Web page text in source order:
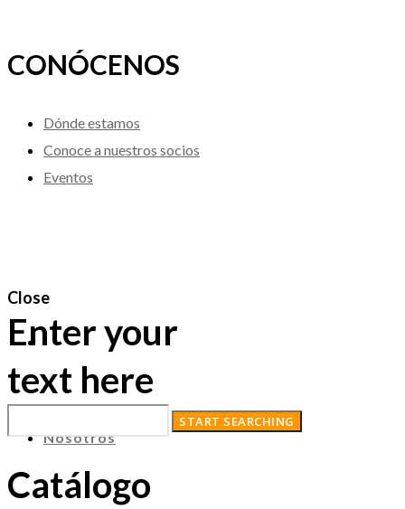
CONÓCENOS
Dónde estamos
Conoce a nuestros socios
Eventos
Nosotros
Close
Enter your
text here
Catálogo